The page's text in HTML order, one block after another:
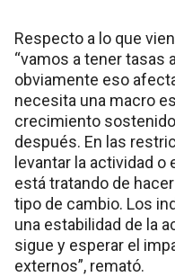
Respecto a lo que
“vamos a tener tasas
obviamente eso
necesita una macro
crecimiento
después. En las
levantar la actividad o
está tratando de
tipo de cambio. Los
una estabilidad de la
sigue y esperar el
externos”, remató.